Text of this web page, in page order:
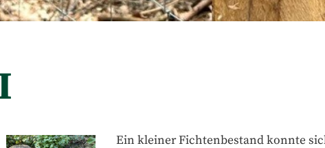
Ein kleiner Fichtenbestand konnte